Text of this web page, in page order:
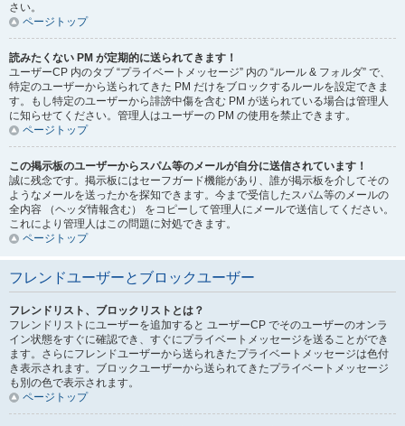
さい。
ページトップ
読みたくない PM が定期的に送られてきます！
ユーザーCP 内のタブ “プライベートメッセージ” 内の “ルール & フォルダ” で、
特定のユーザーから送られてきた PM だけをブロックするルールを設定できま
す。もし特定のユーザーから誹謗中傷を含む PM が送られている場合は管理人
に知らせてください。管理人はユーザーの PM の使用を禁止できます。
ページトップ
この掲示板のユーザーからスパム等のメールが自分に送信されています！
誠に残念です。掲示板にはセーフガード機能があり、誰が掲示板を介してその
ようなメールを送ったかを探知できます。今まで受信したスパム等のメールの
全内容 （ヘッダ情報含む） をコピーして管理人にメールで送信してください。
これにより管理人はこの問題に対処できます。
ページトップ
フレンドユーザーとブロックユーザー
フレンドリスト、ブロックリストとは？
フレンドリストにユーザーを追加すると ユーザーCP でそのユーザーのオンラ
イン状態をすぐに確認でき、すぐにプライベートメッセージを送ることができ
ます。さらにフレンドユーザーから送られきたプライベートメッセージは色付
き表示されます。ブロックユーザーから送られてきたプライベートメッセージ
も別の色で表示されます。
ページトップ